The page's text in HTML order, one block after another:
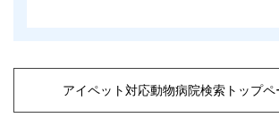
アイペット対応動物病院検索トップペ